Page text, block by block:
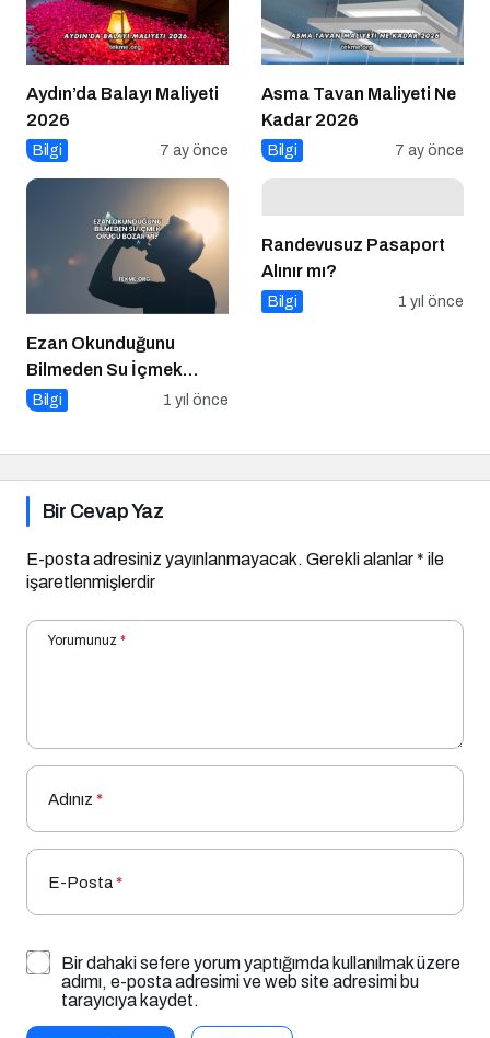
Aydın’da Balayı Maliyeti
2026
Bilgi 7 ay önce
Asma Tavan Maliyeti Ne
Kadar 2026
Bilgi 7 ay önce
Ezan Okunduğunu
Bilmeden Su İçmek
Orucu Bozar mı?
Bilgi 1 yıl önce
Randevusuz Pasaport
Alınır mı?
Bilgi 1 yıl önce
Bir Cevap Yaz
E-posta adresiniz yayınlanmayacak. Gerekli alanlar* ile
işaretlenmişlerdir
Yorumunuz *
Adınız *
E-Posta*
Bir dahaki sefere yorum yaptığımda kullanılmak üzere
adımı, e-posta adresimi ve web site adresimi bu
tarayıcıya kaydet.